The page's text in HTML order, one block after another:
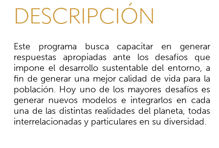
DESCRIPCIÓN
Este programa busca capacitar en generar
respuestas apropiadas ante los desafíos que
impone el desarrollo sustentable del entorno, a
fin de generar una mejor calidad de vida para la
población. Hoy uno de los mayores desafíos es
generar nuevos modelos e integrarlos en cada
una de las distintas realidades del planeta, todas
interrelacionadas y particulares en su diversidad.